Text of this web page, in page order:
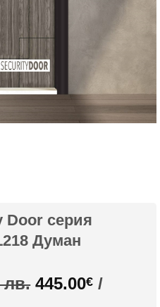
Door серия
Думан
лв. Original
445.00€ /